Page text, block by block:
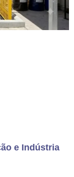
e Indústria